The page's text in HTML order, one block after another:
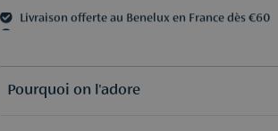
3 échantillons au choix dès €50
Pourquoi on l'adore